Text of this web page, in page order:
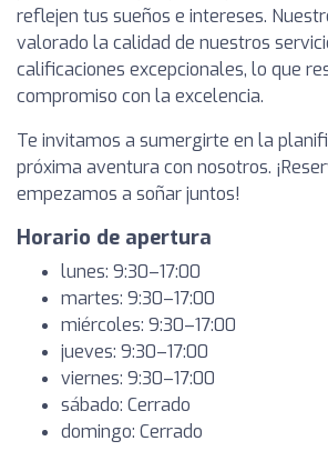
reflejen tus sueños e intereses.
valorado la calidad de nuestros
calificaciones excepcionales, lo que
compromiso con la excelencia.
Te invitamos a sumergirte en la
próxima aventura con nosotros.
empezamos a soñar juntos!
Horario de apertura
lunes: 9:30–17:00
martes: 9:30–17:00
miércoles: 9:30–17:00
jueves: 9:30–17:00
viernes: 9:30–17:00
sábado: Cerrado
domingo: Cerrado